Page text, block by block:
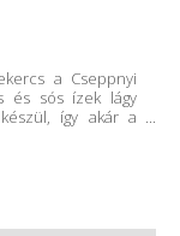
a Cseppnyi
és sós ízek lágy
így akár a
aszalt szilva, só,